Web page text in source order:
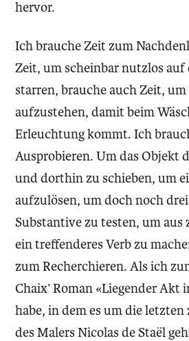
hervor.
Ich brauche Zeit zum
Zeit, um scheinbar nutzlos
starren, brauche auch Zeit,
aufzustehen, damit beim
Erleuchtung kommt. Ich
Ausprobieren. Um das Objekt
und dorthin zu schieben, um
aufzulösen, um doch noch
Substantive zu testen, um
ein treffenderes Verb zu
zum Recherchieren. Als ich
Chaix’ Roman «Liegender Akt
habe, in dem es um die letzten
des Malers Nicolas de Staël